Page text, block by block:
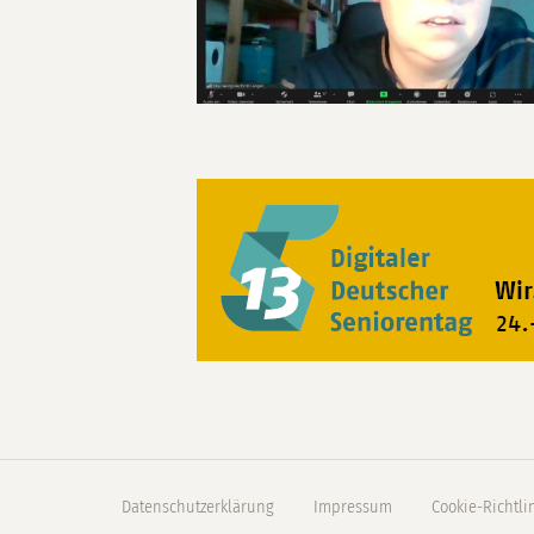
Datenschutzerklärung Impressum Cookie-